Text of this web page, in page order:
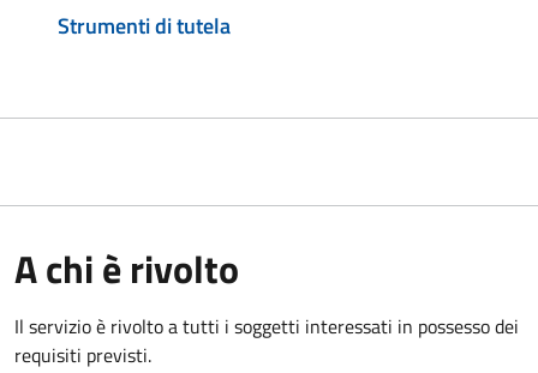
Strumenti di tutela
A chi è rivolto
Il servizio è rivolto a tutti i soggetti interessati in possesso dei
requisiti previsti.